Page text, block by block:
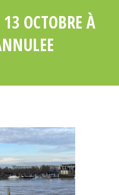
OCTOBRE À